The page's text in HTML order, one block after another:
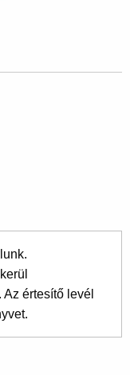
értesítő levél